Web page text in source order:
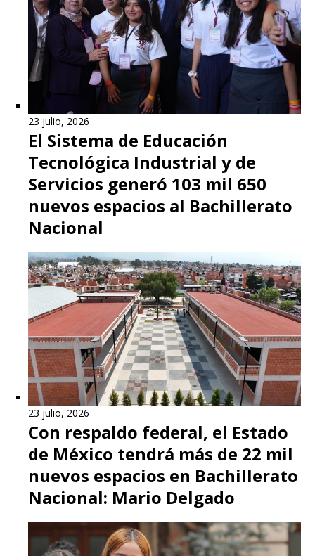
23 julio, 2026
El Sistema de Educación
Tecnológica Industrial y de
Servicios generó 103 mil 650
nuevos espacios al Bachillerato
Nacional
23 julio, 2026
Con respaldo federal, el Estado
de México tendrá más de 22 mil
nuevos espacios en Bachillerato
Nacional: Mario Delgado